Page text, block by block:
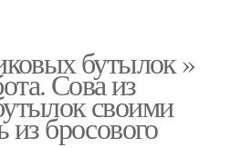
бутылок »
Сова из
своими
из бросового